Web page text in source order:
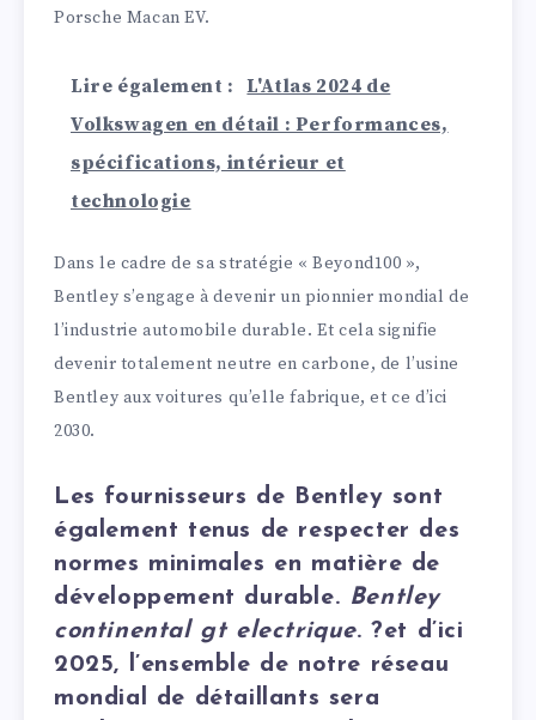
Porsche Macan EV.
Lire également :
L'Atlas 2024 de
Volkswagen en détail : Performances,
spécifications, intérieur et
technologie
Dans le cadre de sa stratégie « Beyond100 »,
Bentley s’engage à devenir un pionnier mondial de
l’industrie automobile durable. Et cela signifie
devenir totalement neutre en carbone, de l’usine
Bentley aux voitures qu’elle fabrique, et ce d’ici
2030.
Les fournisseurs de Bentley sont
également tenus de respecter des
normes minimales en matière de
développement durable. Bentley
continental gt electrique. ?et d’ici
2025, l’ensemble de notre réseau
mondial de détaillants sera